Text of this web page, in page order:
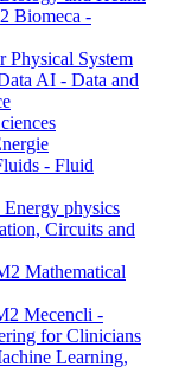
Biomeca -
Physical System
AI - Data and
- Fluid
physics
Circuits and
Mathematical
Mecencli -
for Clinicians
Learning,